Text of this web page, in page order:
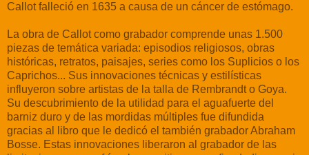
Callot falleció en 1635 a causa de un cáncer de estómago.
La obra de Callot como grabador comprende unas 1.500
piezas de temática variada: episodios religiosos, obras
históricas, retratos, paisajes, series como los Suplicios o los
Caprichos... Sus innovaciones técnicas y estilísticas
influyeron sobre artistas de la talla de Rembrandt o Goya.
Su descubrimiento de la utilidad para el aguafuerte del
barniz duro y de las mordidas múltiples fue difundida
gracias al libro que le dedicó el también grabador Abraham
Bosse. Estas innovaciones liberaron al grabador de las